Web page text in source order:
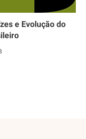
e Evolução do